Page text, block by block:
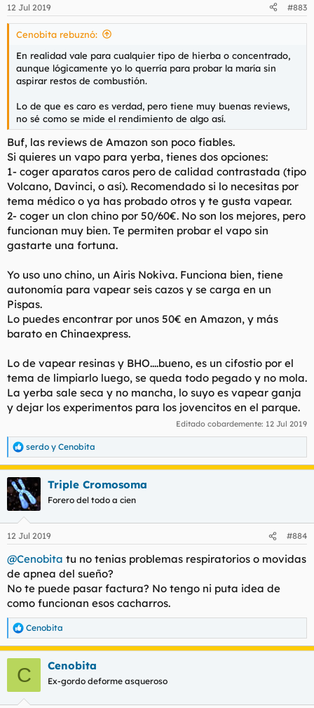
e
s
12 Jul 2019 #883
Cenobita rebuznó:
En realidad vale para cualquier tipo de hierba o concentrado,
aunque lógicamente yo lo querría para probar la maría sin
aspirar restos de combustión.
Lo de que es caro es verdad, pero tiene muy buenas reviews,
no sé como se mide el rendimiento de algo así.
Buf, las reviews de Amazon son poco fiables.
Si quieres un vapo para yerba, tienes dos opciones:
1- coger aparatos caros pero de calidad contrastada (tipo
Volcano, Davinci, o así). Recomendado si lo necesitas por
tema médico o ya has probado otros y te gusta vapear.
2- coger un clon chino por 50/60€. No son los mejores, pero
funcionan muy bien. Te permiten probar el vapo sin
gastarte una fortuna.
Yo uso uno chino, un Airis Nokiva. Funciona bien, tiene
autonomía para vapear seis cazos y se carga en un
Pispas.
Lo puedes encontrar por unos 50€ en Amazon, y más
barato en Chinaexpress.
Lo de vapear resinas y BHO....bueno, es un cifostio por el
tema de limpiarlo luego, se queda todo pegado y no mola.
La yerba sale seca y no mancha, lo suyo es vapear ganja
y dejar los experimentos para los jovencitos en el parque.
Editado cobardemente: 12 Jul 2019
R
e
a
c
c
i
e
:
serdo y Cenobita
Triple Cromosoma
Forero del todo a cien
12 Jul 2019 #884
@Cenobita tu no tenias problemas respiratorios o movidas
de apnea del sueño?
No te puede pasar factura? No tengo ni puta idea de
como funcionan esos cacharros.
R
e
a
Cenobita
C Cenobita
Ex-gordo deforme asqueroso